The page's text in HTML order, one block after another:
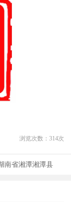
浏览次数： 314次
南省湘潭湘潭县